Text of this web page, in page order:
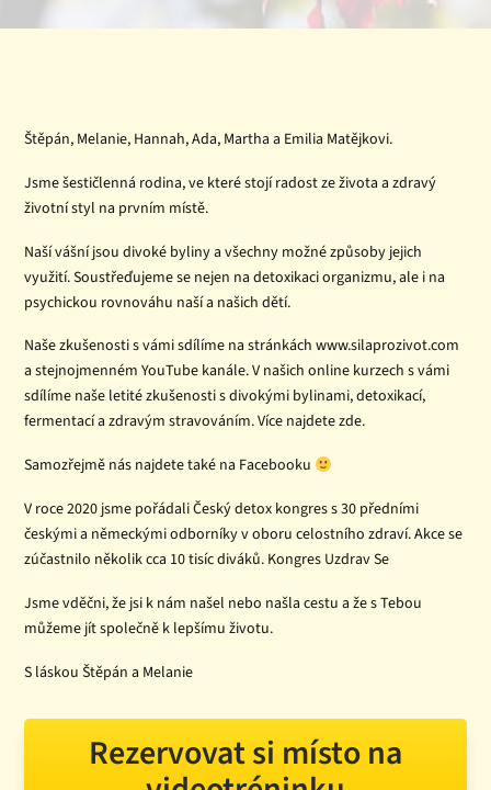
Štěpán, Melanie, Hannah, Ada, Martha a Emilia Matějkovi.
Jsme šestičlenná rodina, ve které stojí radost ze života a zdravý
životní styl na prvním místě.
Naší vášní jsou divoké byliny a všechny možné způsoby jejich
využití. Soustřeďujeme se nejen na detoxikaci organizmu, ale i na
psychickou rovnováhu naší a našich dětí.
Naše zkušenosti s vámi sdílíme na stránkách www.silaprozivot.com
a stejnojmenném YouTube kanále. V našich online kurzech s vámi
sdílíme naše letité zkušenosti s divokými bylinami, detoxikací,
fermentací a zdravým stravováním. Více najdete zde.
Samozřejmě nás najdete také na Facebooku
V roce 2020 jsme pořádali Český detox kongres s 30 předními
českými a německými odborníky v oboru celostního zdraví. Akce se
zúčastnilo několik cca 10 tisíc diváků. Kongres Uzdrav Se
Jsme vděčni, že jsi k nám našel nebo našla cestu a že s Tebou
můžeme jít společně k lepšímu životu.
S láskou Štěpán a Melanie
Rezervovat si místo na